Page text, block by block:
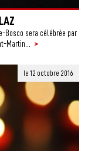
Bosco sera célébrée par
Martin...
>
le 12 octobre 2016